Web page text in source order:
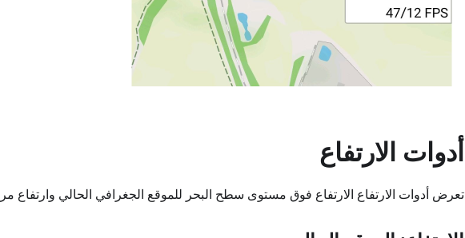
أدوات الارتفاع
تعرض أدوات الارتفاع الارتفاع فوق مستوى سطح البحر للموقع الجغرافي الحالي وارتفاع